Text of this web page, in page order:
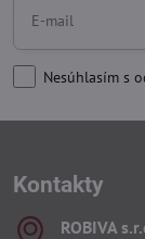
Nesúhlasím s
Kontakty
ROBIVA